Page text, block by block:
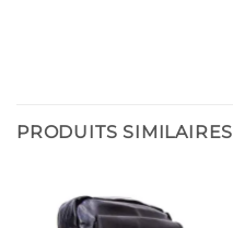
PRODUITS SIMILAIRES